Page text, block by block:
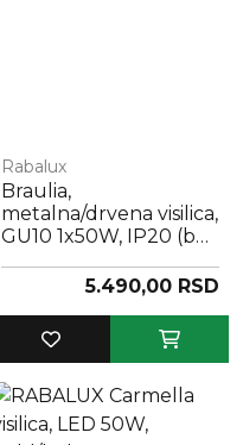
Rabalux
Braulia,
metalna/drvena visilica,
GU10 1x50W, IP20 (bez
5.490,00 RSD